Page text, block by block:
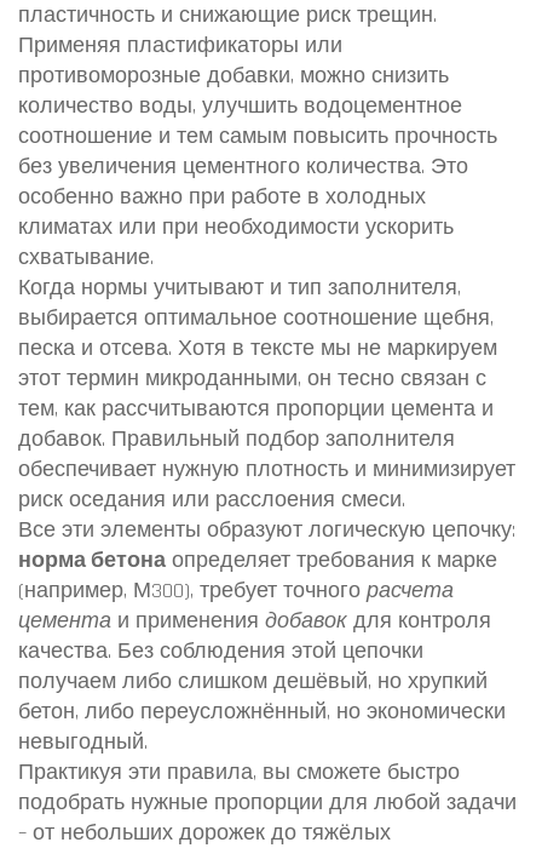
пластичность и снижающие риск трещин.
Применяя пластификаторы или
противоморозные добавки, можно снизить
количество воды, улучшить водоцементное
соотношение и тем самым повысить прочность
без увеличения цементного количества. Это
особенно важно при работе в холодных
климатах или при необходимости ускорить
схватывание.
Когда нормы учитывают и тип заполнителя,
выбирается оптимальное соотношение щебня,
песка и отсева. Хотя в тексте мы не маркируем
этот термин микроданными, он тесно связан с
тем, как рассчитываются пропорции цемента и
добавок. Правильный подбор заполнителя
обеспечивает нужную плотность и минимизирует
риск оседания или расслоения смеси.
Все эти элементы образуют логическую цепочку:
норма бетона определяет требования к марке
(например, М300), требует точного расчета
цемента и применения добавок для контроля
качества. Без соблюдения этой цепочки
получаем либо слишком дешёвый, но хрупкий
бетон, либо переусложнённый, но экономически
невыгодный.
Практикуя эти правила, вы сможете быстро
подобрать нужные пропорции для любой задачи
– от небольших дорожек до тяжёлых